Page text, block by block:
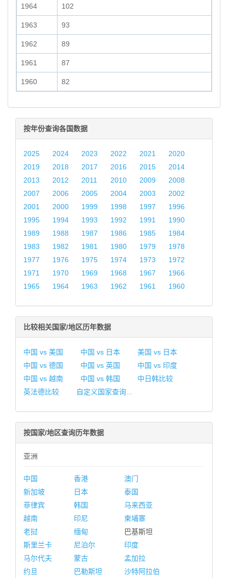
1964 102
1963 93
1962 89
1961 87
1960 82
按年份查询各国数据
2025 2024 2023 2022 2021
2020
2019
2018 2017 2016 2015
2014
2013
2012 2011 2010 2009
2008
2007
2006 2005 2004 2003
2002
2001
2000 1999 1998 1997
1996
1995
1994 1993 1992 1991
1990
1989
1988 1987 1986 1985
1984
1983
1982 1981 1980 1979
1978
1977
1976 1975 1974 1973
1972
1971
1970 1969 1968 1967
1966
1965
1964 1963 1962 1961 1960
比较相关国家/地区历年数据
中国 vs 美国 中国 vs 日本
美国 vs 日本
中国 vs 德国
中国 vs 英国
中国 vs 印度
中国 vs 越南
中国 vs 韩国
中日韩比较
英法德比较
自定义国家查询...
按国家/地区查询历年数据
亚洲
中国 香港
澳门
新加坡
日本
泰国
菲律宾
韩国
马来西亚
越南
印尼
柬埔寨
老挝
缅甸
巴基斯坦
斯里兰卡
尼泊尔
印度
马尔代夫
蒙古
孟加拉
约旦
巴勒斯坦
沙特阿拉伯